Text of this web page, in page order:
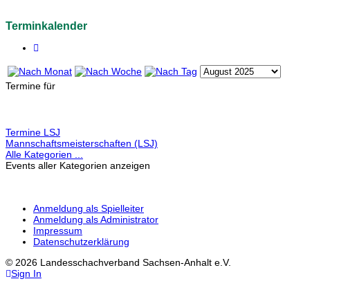
Terminkalender
Termine für
Termine LSJ
Mannschaftsmeisterschaften (LSJ)
Alle Kategorien ...
Events aller Kategorien anzeigen
Anmeldung als Spielleiter
Anmeldung als Administrator
Impressum
Datenschutzerklärung
© 2026 Landesschachverband Sachsen-Anhalt e.V.
Sign In